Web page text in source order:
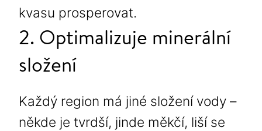
kvasu prosperovat.
2. Optimalizuje minerální
složení
Každý region má jiné složení vody –
někde je tvrdší, jinde měkčí, liší se